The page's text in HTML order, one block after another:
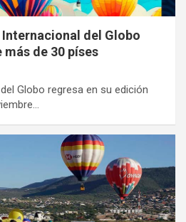
del Globo
de 30 píses
Globo regresa en su edición